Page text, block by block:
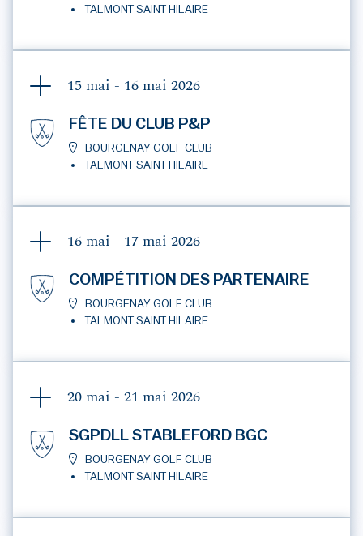
TALMONT SAINT HILAIRE
15 mai - 16 mai 2026
FÊTE DU CLUB P&P
BOURGENAY GOLF CLUB
TALMONT SAINT HILAIRE
16 mai - 17 mai 2026
COMPÉTITION DES PARTENAIRE
BOURGENAY GOLF CLUB
TALMONT SAINT HILAIRE
20 mai - 21 mai 2026
SGPDLL STABLEFORD BGC
BOURGENAY GOLF CLUB
TALMONT SAINT HILAIRE